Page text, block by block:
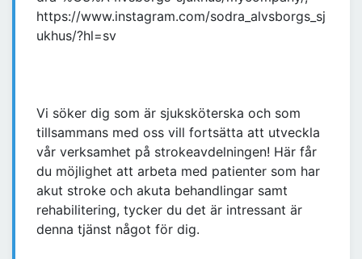
https://www.instagram.com/sodra_alvsborgs_sj
ukhus/?hl=sv
Vi söker dig som är sjuksköterska och som
tillsammans med oss vill fortsätta att utveckla
vår verksamhet på strokeavdelningen! Här får
du möjlighet att arbeta med patienter som har
akut stroke och akuta behandlingar samt
rehabilitering, tycker du det är intressant är
denna tjänst något för dig.